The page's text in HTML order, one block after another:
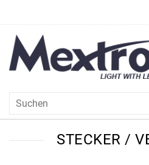
STECKER /